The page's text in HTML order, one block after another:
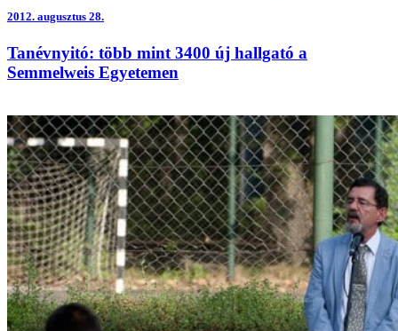
2012. augusztus 28.
Tanévnyitó: több mint 3400 új hallgató a
Semmelweis Egyetemen